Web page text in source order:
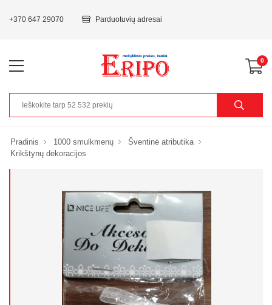
+370 647 29070 Parduotuvių adresai
0
Pradinis 1000 smulkmenų
Šventinė atributika
Krikštynų dekoracijos